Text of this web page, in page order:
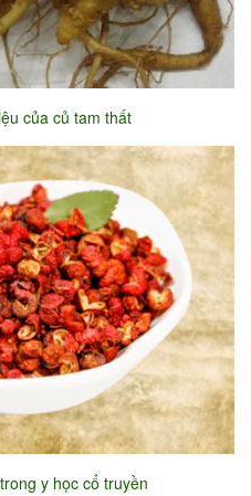
của củ tam thất
y học cổ truyền